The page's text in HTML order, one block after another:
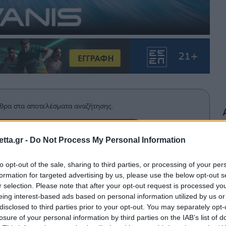
- Do Not Process My Personal Information
opt-out of the sale, sharing to third parties, or processing of your
for targeted advertising by us, please use the below opt-out
selection. Please note that after your opt-out request is processed
interest-based ads based on personal information utilized by us
to third parties prior to your opt-out. You may separately
of your personal information by third parties on the IAB’s list of
στα αποτελέσματα αναζήτησης.
στην Google
με τον Νικόλα Κουρούβανη για
με ανακοίνωση του.